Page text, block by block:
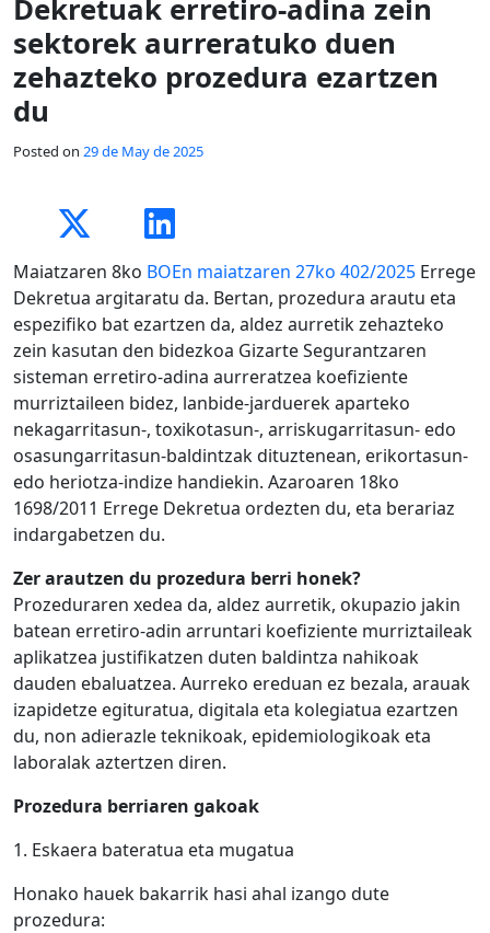
Dekretuak erretiro-adina zein
sektorek aurreratuko duen
zehazteko prozedura ezartzen
du
Posted on 29 de May de 2025
Maiatzaren 8ko BOEn maiatzaren 27ko 402/2025 Errege
Dekretua argitaratu da. Bertan, prozedura arautu eta
espezifiko bat ezartzen da, aldez aurretik zehazteko
zein kasutan den bidezkoa Gizarte Segurantzaren
sisteman erretiro-adina aurreratzea koefiziente
murriztaileen bidez, lanbide-jarduerek aparteko
nekagarritasun-, toxikotasun-, arriskugarritasun- edo
osasungarritasun-baldintzak dituztenean, erikortasun-
edo heriotza-indize handiekin. Azaroaren 18ko
1698/2011 Errege Dekretua ordezten du, eta berariaz
indargabetzen du.
Zer arautzen du prozedura berri honek?
Prozeduraren xedea da, aldez aurretik, okupazio jakin
batean erretiro-adin arruntari koefiziente murriztaileak
aplikatzea justifikatzen duten baldintza nahikoak
dauden ebaluatzea. Aurreko ereduan ez bezala, arauak
izapidetze egituratua, digitala eta kolegiatua ezartzen
du, non adierazle teknikoak, epidemiologikoak eta
laboralak aztertzen diren.
Prozedura berriaren gakoak
1. Eskaera bateratua eta mugatua
Honako hauek bakarrik hasi ahal izango dute
prozedura: